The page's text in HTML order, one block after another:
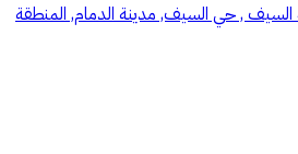
شقة للإيجار في شارع شارع 4 السيف , حي السيف, مدينة الدمام, المنطقة